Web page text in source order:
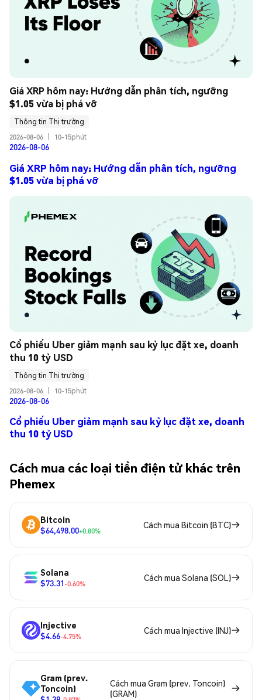
Giá XRP hôm nay: Hướng dẫn phân tích, ngưỡng
$1.05 vừa bị phá vỡ
Thông tin Thị trường
2026-08-06
10-15phút
2026-08-06
Giá XRP hôm nay: Hướng dẫn phân tích, ngưỡng
$1.05 vừa bị phá vỡ
Cổ phiếu Uber giảm mạnh sau kỷ lục đặt xe, doanh
thu 10 tỷ USD
Thông tin Thị trường
2026-08-06
10-15phút
2026-08-06
Cổ phiếu Uber giảm mạnh sau kỷ lục đặt xe, doanh
thu 10 tỷ USD
Cách mua các loại tiền điện tử khác trên
Phemex
Bitcoin
$64,498.00+0.80%
Cách mua Bitcoin (BTC)
Solana
$73.31-0.60%
Cách mua Solana (SOL)
Injective
$4.66-4.75%
Cách mua Injective (INJ)
Gram (prev.
Toncoin)
Cách mua Gram (prev. Toncoin)
(GRAM)